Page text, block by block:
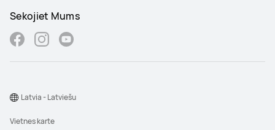
Sekojiet Mums
Vietnes karte
Latvia - Latviešu